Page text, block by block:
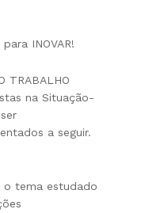
INOVAR!
TRABALHO
na Situação-
a seguir.
o tema estudado